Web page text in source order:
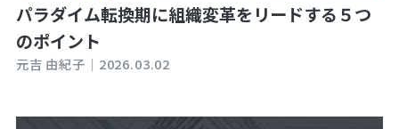
パラダイム転換期に組織変革をリードする５つ
のポイント
元吉 由紀子｜ 2026.03.02